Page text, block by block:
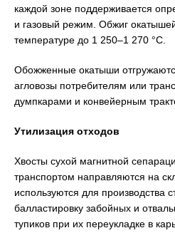
каждой зоне поддерживается
и газовый режим. Обжиг
температуре до 1 250–1 270 °С.
Обожженные окатыши
агловозы потребителям или
думпкарами и конвейерным
Утилизация отходов
Хвосты сухой магнитной
транспортом направляются на
используются для производства
балластировку забойных и
тупиков при их переукладке в